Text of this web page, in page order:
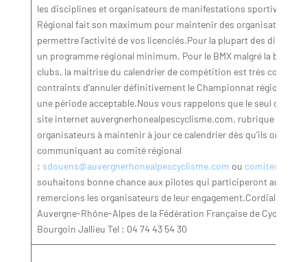
les disciplines et organisateurs de manifestations sportives.
Régional fait son maximum pour maintenir des organisations
permettre l’activité de vos licenciés.Pour la plupart des
un programme régional minimum. Pour le BMX malgré la
clubs, la maitrise du calendrier de compétition est très
contraints d’annuler définitivement le Championnat régional de
une période acceptable.Nous vous rappelons que le seul
site internet auvergnerhonealpescyclisme.com, rubrique
organisateurs à maintenir à jour ce calendrier dès qu’ils ont des
communiquant au comité régional
: sdouens@auvergnerhonealpescyclisme.com ou
souhaitons bonne chance aux pilotes qui participeront aux
remercions les organisateurs de leur
Auvergne-Rhône-Alpes de la Fédération Française de
Bourgoin Jallieu Tel : 04 74 43 54 30